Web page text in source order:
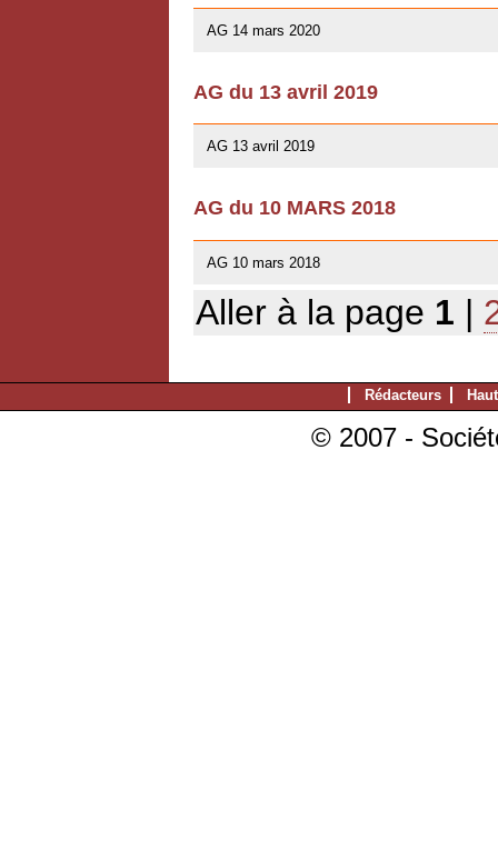
AG 14 mars 2020
AG du 13 avril 2019
AG 13 avril 2019
AG du 10 MARS 2018
AG 10 mars 2018
Aller à la page 1 |
Rédacteurs
© 2007 -